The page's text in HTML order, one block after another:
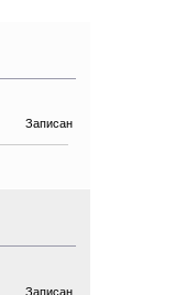
Записан
Записан